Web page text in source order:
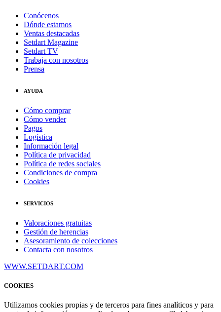
Conócenos
Dónde estamos
Ventas destacadas
Setdart Magazine
Setdart TV
Trabaja con nosotros
Prensa
AYUDA
Cómo comprar
Cómo vender
Pagos
Logística
Información legal
Política de privacidad
Política de redes sociales
Condiciones de compra
Cookies
SERVICIOS
Valoraciones gratuitas
Gestión de herencias
Asesoramiento de colecciones
Contacta con nosotros
WWW.SETDART.COM
COOKIES
Utilizamos cookies propias y de terceros para fines analíticos y para